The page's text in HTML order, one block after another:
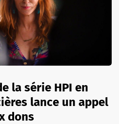
la série HPI en
lance un appel
dons